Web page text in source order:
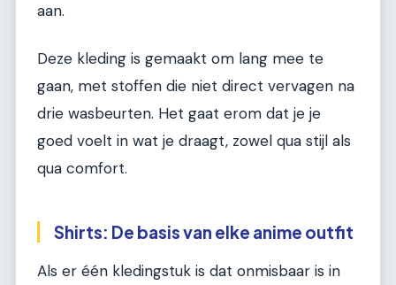
aan.
Deze kleding is gemaakt om lang mee te
gaan, met stoffen die niet direct vervagen na
drie wasbeurten. Het gaat erom dat je je
goed voelt in wat je draagt, zowel qua stijl als
qua comfort.
Shirts: De basis van elke anime outfit
Als er één kledingstuk is dat onmisbaar is in